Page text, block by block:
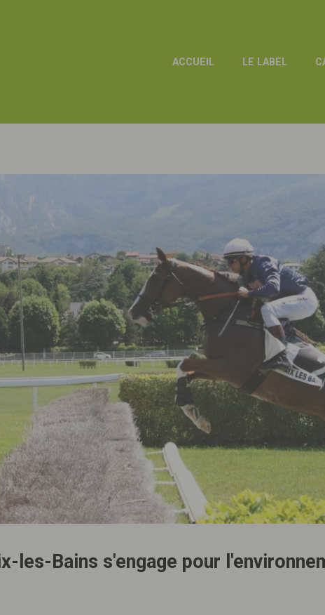
ACCUEIL LE LABEL
les-Bains s'engage pour